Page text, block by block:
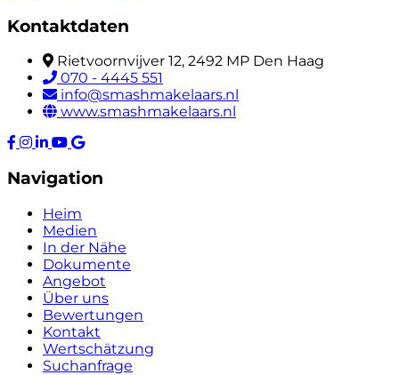
Kontaktdaten
Rietvoornvijver 12, 2492 MP Den Haag
070 - 4445 551
info@smashmakelaars.nl
www.smashmakelaars.nl
Navigation
Heim
Medien
In der Nähe
Dokumente
Angebot
Über uns
Bewertungen
Kontakt
Wertschätzung
Suchanfrage